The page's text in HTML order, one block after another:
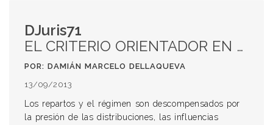
DJuris71
EL CRITERIO ORIENTADOR EN LA DECISIÓN ESTRATEGICA DESDE UNA PERSPECTIVA TRIALISTA DEL DERECHO
POR: DAMIÁN MARCELO DELLAQUEVA
13/09/2013
Los repartos y el régimen son descompensados por
la presión de las distribuciones, las influencias